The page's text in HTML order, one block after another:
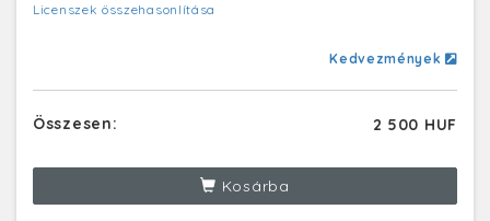
Licenszek összehasonlítása
Kedvezmények
Összesen: 2 500 HUF
Kosárba